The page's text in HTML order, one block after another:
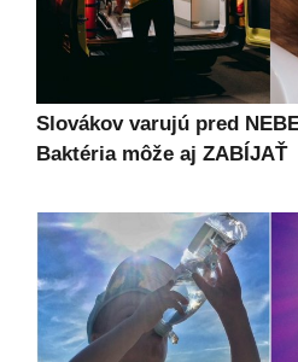
Slovákov varujú pred
Baktéria môže aj ZABÍJAŤ